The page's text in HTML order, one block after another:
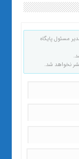
مسئول پایگاه
نخواهد شد.